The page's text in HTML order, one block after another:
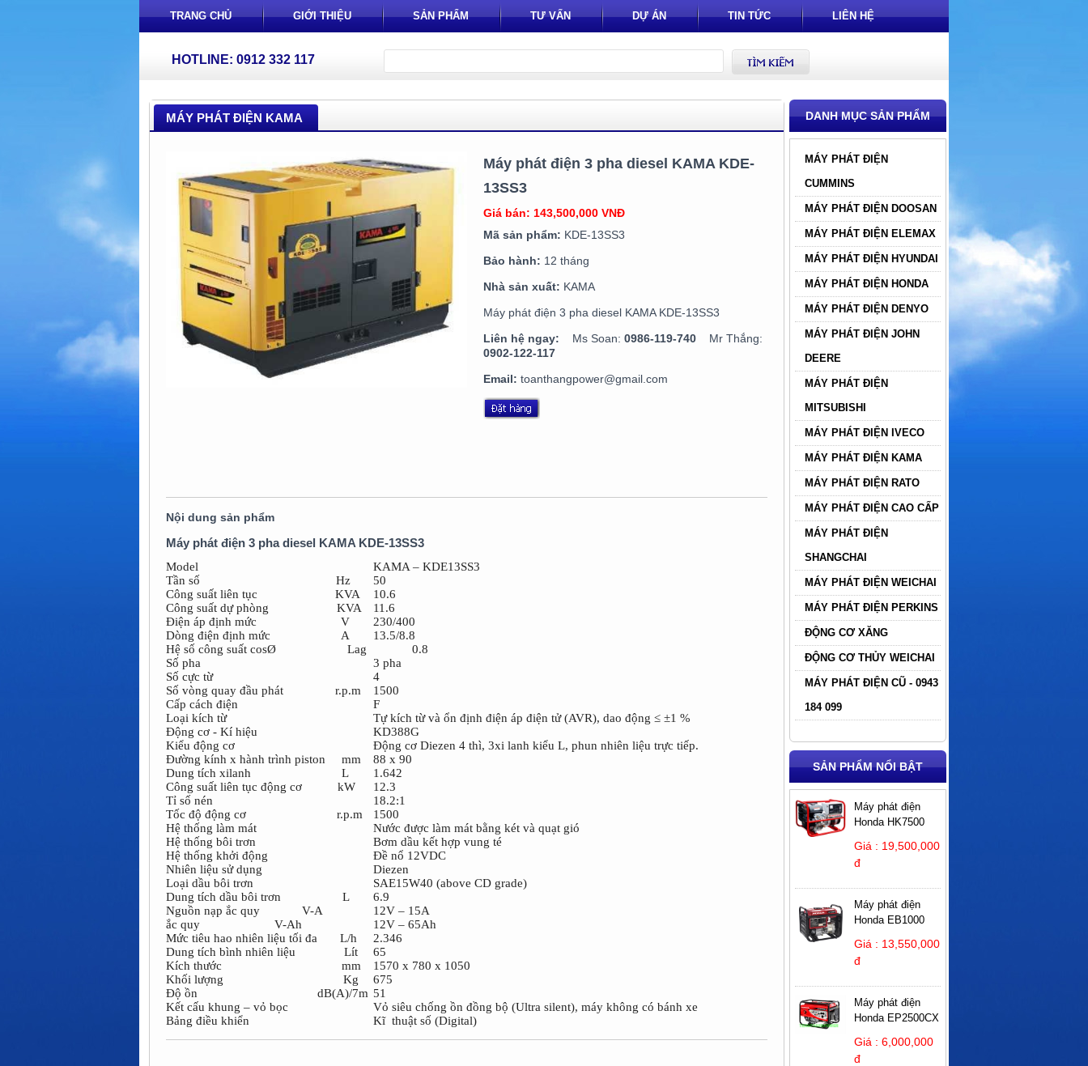
TRANG CHỦ GIỚI THIỆU SẢN PHẨM TƯ VẤN DỰ ÁN TIN TỨC LIÊN HỆ
HOTLINE: 0912 332 117
MÁY PHÁT ĐIỆN KAMA
Máy phát điện 3 pha diesel KAMA KDE-
13SS3
Giá bán: 143,500,000 VNĐ
Mã sản phẩm: KDE-13SS3
Bảo hành: 12 tháng
Nhà sản xuất: KAMA
Máy phát điện 3 pha diesel KAMA KDE-13SS3
Liên hệ ngay:
Ms Soan: 0986-119-740Mr Thắng:
0902-122-117
Email: toanthangpower@gmail.com
Nội dung sản phẩm
Máy phát điện 3 pha diesel KAMA KDE-13SS3
Model
KAMA – KDE13SS3
Tần số Hz
50
Công suất liên tục KVA
10.6
Công suất dự phòng KVA
11.6
Điện áp định mức V
230/400
Dòng điện định mức A
13.5/8.8
Hệ số công suất cosØ Lag
0.8
Số pha
3 pha
Số cực từ
4
Số vòng quay đầu phát r.p.m
1500
Cấp cách điện
F
Loại kích từ
Tự kích từ và ổn định điện áp điện tử (AVR), dao động ≤ ±1 %
Động cơ - Kí hiệu
KD388G
Kiểu động cơ
Động cơ Diezen 4 thì, 3xi lanh kiểu L, phun nhiên liệu trực tiếp.
Đường kính x hành trình piston mm
88 x 90
Dung tích xilanh L
1.642
Công suất liên tục động cơ kW
12.3
Tỉ số nén
18.2:1
Tốc độ động cơ r.p.m
1500
Hệ thống làm mát
Nước được làm mát bằng két và quạt gió
Hệ thống bôi trơn
Bơm dầu kết hợp vung té
Hệ thống khởi động
Đề nổ 12VDC
Nhiên liệu sử dụng
Diezen
Loại dầu bôi trơn
SAE15W40 (above CD grade)
Dung tích dầu bôi trơn L
6.9
Nguồn nạp ắc quy V-A
12V – 15A
ắc quy V-Ah 12V – 65Ah
Mức tiêu hao nhiên liệu tối đa L/h
2.346
Dung tích bình nhiên liệu Lít
65
Kích thước mm
1570 x 780 x 1050
Khối lượng Kg
675
Độ ồn dB(A)/7m 51
Kết cấu khung – vỏ bọc
Vỏ siêu chống ồn đồng bộ (Ultra silent), máy không có bánh xe
Bảng điều khiển
Kĩ thuật số (Digital)
DANH MỤC SẢN PHẨM
MÁY PHÁT ĐIỆN
CUMMINS
MÁY PHÁT ĐIỆN DOOSAN
MÁY PHÁT ĐIỆN ELEMAX
MÁY PHÁT ĐIỆN HYUNDAI
MÁY PHÁT ĐIỆN HONDA
MÁY PHÁT ĐIỆN DENYO
MÁY PHÁT ĐIỆN JOHN
DEERE
MÁY PHÁT ĐIỆN
MITSUBISHI
MÁY PHÁT ĐIỆN IVECO
MÁY PHÁT ĐIỆN KAMA
MÁY PHÁT ĐIỆN RATO
MÁY PHÁT ĐIỆN CAO CẤP
MÁY PHÁT ĐIỆN
SHANGCHAI
MÁY PHÁT ĐIỆN WEICHAI
MÁY PHÁT ĐIỆN PERKINS
ĐỘNG CƠ XĂNG
ĐỘNG CƠ THỦY WEICHAI
MÁY PHÁT ĐIỆN CŨ - 0943
184 099
SẢN PHẨM NỔI BẬT
Máy phát điện
Honda HK7500
Giá : 19,500,000
đ
Máy phát điện
Honda EB1000
Giá : 13,550,000
đ
Máy phát điện
Honda EP2500CX
Giá : 6,000,000
đ